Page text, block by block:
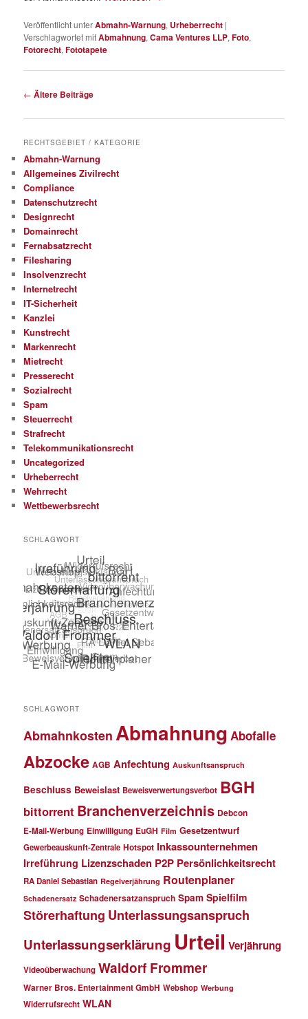
Veröffentlicht unterAbmahn-Warnung, Urheberrecht |
Verschlagwortet mitAbmahnung,Cama Ventures LLP,Foto,
Fotorecht,Fototapete
Beitragsnavigation
← Ältere Beiträge
RECHTSGEBIET / KATEGORIE
Abmahn-Warnung
Allgemeines Zivilrecht
Compliance
Datenschutzrecht
Designrecht
Domainrecht
Fernabsatzrecht
Filesharing
Insolvenzrecht
Internetrecht
IT-Sicherheit
Kanzlei
Kunstrecht
Markenrecht
Mietrecht
Presserecht
Sozialrecht
Spam
Steuerrecht
Strafrecht
Telekommunikationsrecht
Uncategorized
Urheberrecht
Wehrrecht
Wettbewerbsrecht
SCHLAGWORT
SCHLAGWORT
Abmahnkosten Abmahnung Abofalle
Abzocke AGB Anfechtung Auskunftsanspruch
Beschluss Beweislast Beweisverwertungsverbot BGH
bittorrent Branchenverzeichnis Debcon
E-Mail-Werbung Einwilligung EuGH Film Gesetzentwurf
Gewerbeauskunft-Zentrale Hotspot Inkassounternehmen
Irreführung Lizenzschaden P2P Persönlichkeitsrecht
RA Daniel Sebastian Regelverjährung Routenplaner
Schadenersatz Schadenersatzanspruch Spam Spielfilm
Störerhaftung Unterlassungsanspruch
Unterlassungserklärung Urteil Verjährung
Videoüberwachung Waldorf Frommer
Warner Bros. Entertainment GmbH Webshop Werbung
Widerrufsrecht WLAN